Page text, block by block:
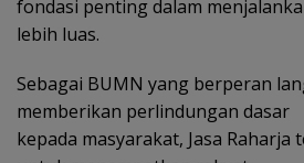
fondasi penting dalam
lebih luas.
Sebagai BUMN yang berperan
memberikan perlindungan dasar
kepada masyarakat, Jasa